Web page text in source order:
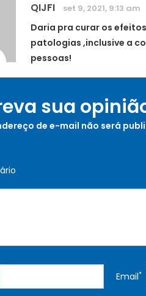
QIJFI set 9, 2021, 9:13 am
Daria pra curar os
patologias ,inclusive a
pessoas!
sua
de e-mail não será
Email*